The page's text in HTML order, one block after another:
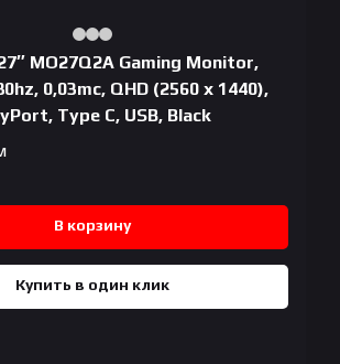
MO27Q2A Gaming Monitor,
0,03mc, QHD (2560 х 1440),
Type C, USB, Black
В корзину
Купить в один клик